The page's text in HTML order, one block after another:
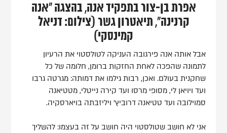
אפרת בן-צור בתפקיד אנה, בהצגה "אנה
קרנינה", תיאטרון גשר (צילום: דניאל
קמינסקי)
אבל אותה אנה פירגובה העניקה לטולסטוי את הרעיון
לתמונה שהפכה לאחת החזקות ברומן, חלומה של כל
שחקנית בעולם. ואכן, רבות גילמו את דמותה: מגרטה גרבו
ועד ויויאן לי, מסופי מרסו ועד קירה נייטלי, מטטיאנה
סמוילובה ועד טטיאנה דרוביץ' ויליזבתה בויארסקיה.
אני לא חושב שטולסטוי היה חושב על זה בעצמו: להשליך